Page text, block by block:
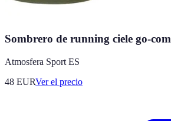
Sombrero de running ciele go-
Atmosfera Sport ES
48 EURVer el precio